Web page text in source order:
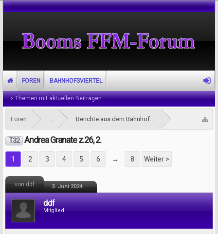
Foren ... Berichte aus dem Bahnhofsviertel
T32 Andrea Granate z.26, 2.
1 2 3 4 5 6 → 8 Weiter >
von ddf 3. Juni 2024
ddf
Mitglied
FOREN
Themen mit aktuellen Beiträgen
BAHNHOFSVIERTEL